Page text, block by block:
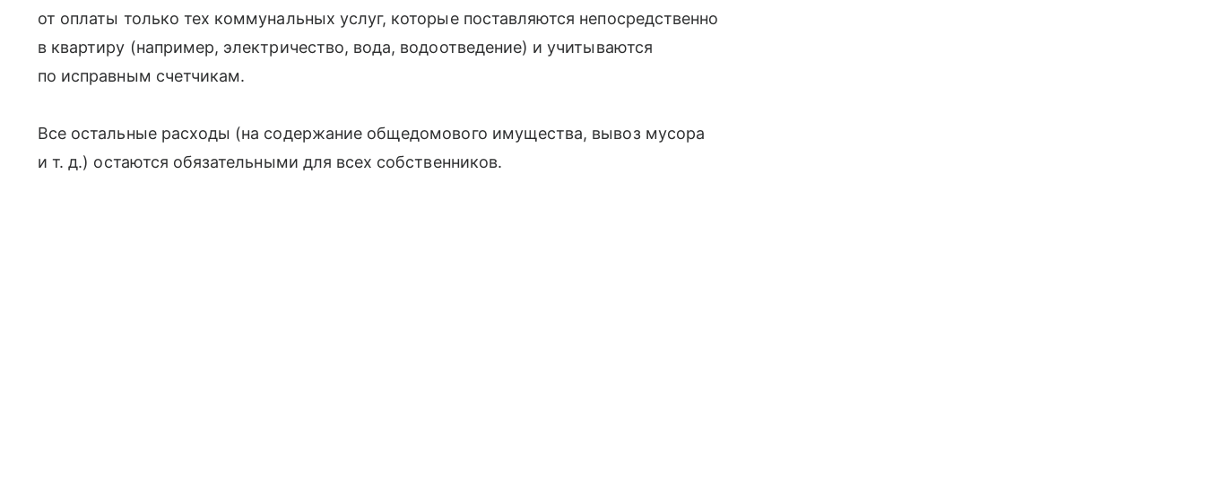
от оплаты только тех коммунальных услуг, которые поставляются непосредственно
в квартиру (например, электричество, вода, водоотведение) и учитываются
по исправным счетчикам.
Все остальные расходы (на содержание общедомового имущества, вывоз мусора
и т. д.) остаются обязательными для всех собственников.